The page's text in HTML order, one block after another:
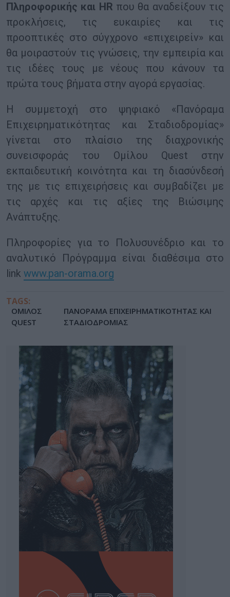
Πληροφορικής και HR που θα αναδείξουν τις
προκλήσεις, τις ευκαιρίες και τις
προοπτικές στο σύγχρονο «επιχειρείν» και
θα μοιραστούν τις γνώσεις, την εμπειρία και
τις ιδέες τους με νέους που κάνουν τα
πρώτα τους βήματα στην αγορά εργασίας.
Η συμμετοχή στο ψηφιακό «Πανόραμα
Επιχειρηματικότητας και Σταδιοδρομίας»
γίνεται στο πλαίσιο της διαχρονικής
συνεισφοράς του Ομίλου Quest στην
εκπαιδευτική κοινότητα και τη διασύνδεσή
της με τις επιχειρήσεις και συμβαδίζει με
τις αρχές και τις αξίες της Βιώσιμης
Ανάπτυξης.
Πληροφορίες για το Πολυσυνέδριο και το
αναλυτικό Πρόγραμμα είναι διαθέσιμα στο
link www.pan-orama.org
TAGS:
ΟΜΙΛΟΣ
QUEST
ΠΑΝΟΡΑΜΑ ΕΠΙΧΕΙΡΗΜΑΤΙΚΟΤΗΤΑΣ ΚΑΙ
ΣΤΑΔΙΟΔΡΟΜΙΑΣ